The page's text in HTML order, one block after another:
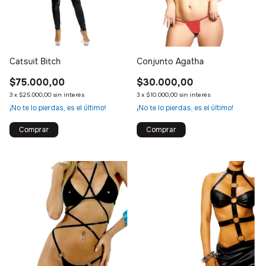
Catsuit Bitch
$75.000,00
3 x $25.000,00 sin interés
¡No te lo pierdas, es el último!
Conjunto Agatha
$30.000,00
3 x $10.000,00 sin interés
¡No te lo pierdas, es el último!